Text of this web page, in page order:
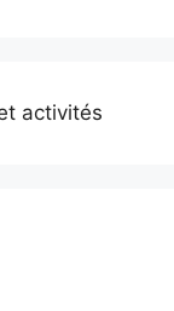
activités